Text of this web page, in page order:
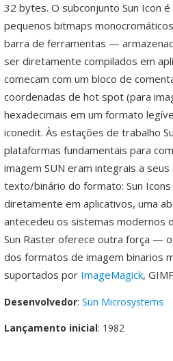
32 bytes. O subconjunto Sun Icon
pequenos bitmaps
barra de ferramentas —
ser diretamente compilados em
comecam com um bloco de
coordenadas de hot spot (para
hexadecimais em um formato
iconedit. Às estações de trabalho
plataformas fundamentais para
imagem SUN eram integrais a
texto/binário do formato: Sun
diretamente em aplicativos, uma
antecedeu os sistemas modernos
Sun Raster oferece outra força —
dos formatos de imagem binarios
suportados por ImageMagick,
Desenvolvedor: Sun Microsystems
Lançamento inicial: 1982